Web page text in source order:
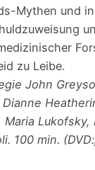
Mythen und
zu Leibe.
John
Lukofsky,
100 min.